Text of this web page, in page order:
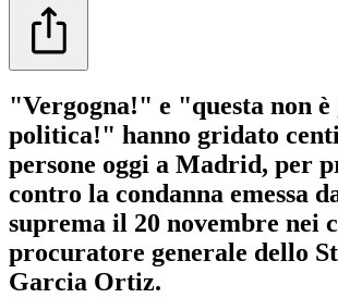
"Vergogna!" e "questa non è
politica!" hanno gridato
persone oggi a Madrid, per
contro la condanna emessa
suprema il 20 novembre nei
procuratore generale dello
Garcia Ortiz.